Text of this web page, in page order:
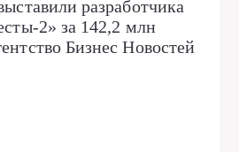
разработчика
2» за 142,2 млн
Бизнес Новостей